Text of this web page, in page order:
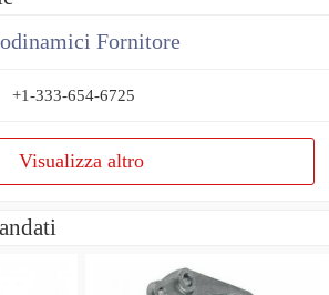
Fornitore
+1-333-654-6725
Visualizza altro